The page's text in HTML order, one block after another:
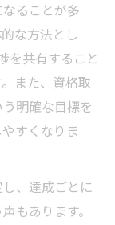
ることが多
な方法とし
を共有すること
また、資格取
明確な目標を
すくなりま
、達成ごとに
もあります。